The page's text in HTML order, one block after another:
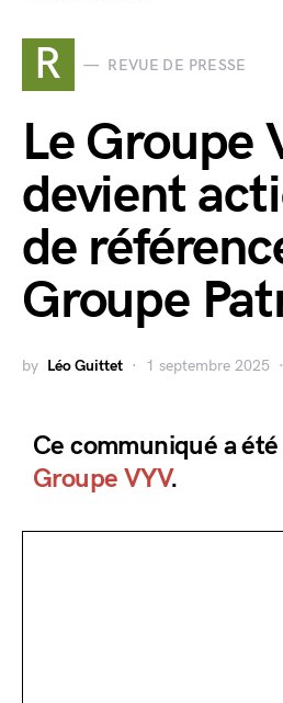
R REVUE DE PRESSE
Le Groupe
devient
de
Groupe
by Léo Guittet 1 septembre 2025
Ce communiqué a
Groupe VYV.